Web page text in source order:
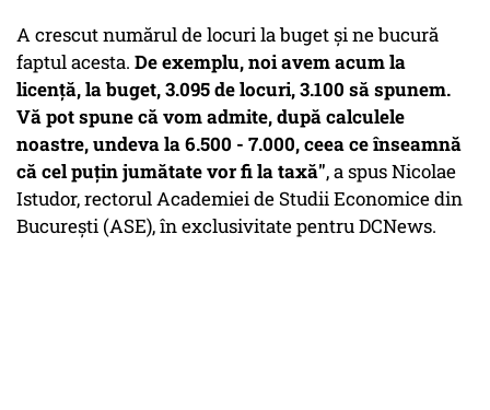
A crescut numărul de locuri la buget și ne bucură
faptul acesta. De exemplu, noi avem acum la
licență, la buget, 3.095 de locuri, 3.100 să spunem.
Vă pot spune că vom admite, după calculele
noastre, undeva la 6.500 - 7.000, ceea ce înseamnă
că cel puțin jumătate vor fi la taxă", a spus Nicolae
Istudor, rectorul Academiei de Studii Economice din
Bucureşti (ASE), în exclusivitate pentru DCNews.